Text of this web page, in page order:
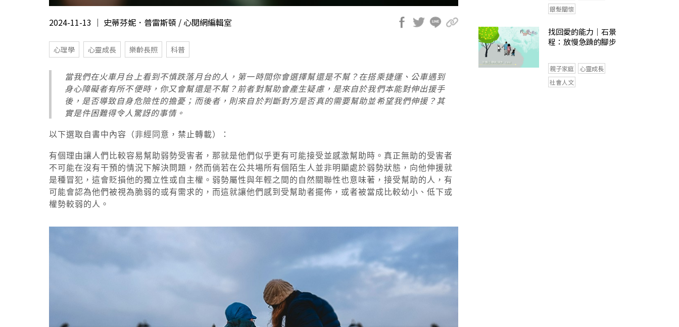
2024-11-13 ｜ 史蒂芬妮．普雷斯頓 / 心閱網編輯室
心理學 心靈成長 樂齡長照 科普
當我們在火車月台上看到不慎跌落月台的人，第一時間你會選擇幫還是不幫？在搭乘捷運、公車遇到
身心障礙者有所不便時，你又會幫還是不幫？前者對幫助會產生疑慮，是來自於我們本能對伸出援手
後，是否導致自身危險性的擔憂；而後者，則來自於判斷對方是否真的需要幫助並希望我們伸援？其
實是件困難得令人驚訝的事情。
以下選取自書中內容（非經同意，禁止轉載）：
有個理由讓人們比較容易幫助弱勢受害者，那就是他們似乎更有可能接受並感激幫助時。真正無助的受害者
不可能在沒有干預的情況下解決問題，然而倘若在公共場所有個陌生人並非明顯處於弱勢狀態，向他伸援就
是種冒犯，這會貶損他的獨立性或自主權。弱勢屬性與年輕之間的自然關聯性也意味著，接受幫助的人，有
可能會認為他們被視為脆弱的或有需求的，而這就讓他們感到受幫助者擺佈，或者被當成比較幼小、低下或
權勢較弱的人。
銀髮關懷
找回愛的能力｜石景
程：放慢急躁的腳步
親子家庭
心靈成長
社會人文